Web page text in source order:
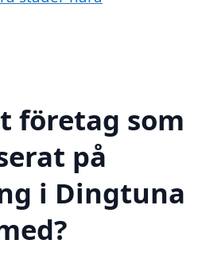
företag som
på
i Dingtuna